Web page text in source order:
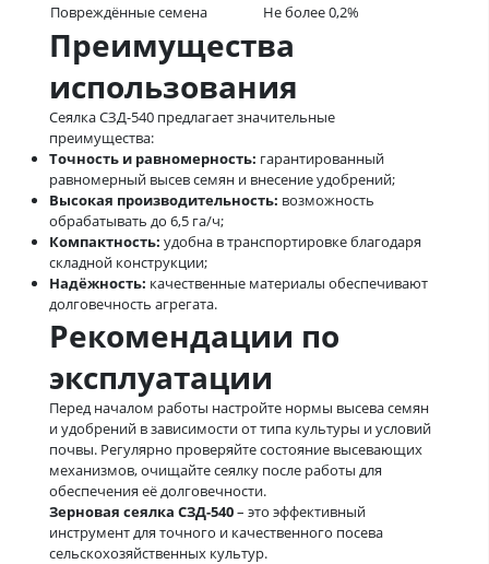
Повреждённые семена
Не более 0,2%
Преимущества
использования
Сеялка СЗД-540 предлагает значительные
преимущества:
Точность и равномерность: гарантированный
равномерный высев семян и внесение удобрений;
Высокая производительность: возможность
обрабатывать до 6,5 га/ч;
Компактность: удобна в транспортировке благодаря
складной конструкции;
Надёжность: качественные материалы обеспечивают
долговечность агрегата.
Рекомендации по
эксплуатации
Перед началом работы настройте нормы высева семян
и удобрений в зависимости от типа культуры и условий
почвы. Регулярно проверяйте состояние высевающих
механизмов, очищайте сеялку после работы для
обеспечения её долговечности.
Зерновая сеялка СЗД-540– это эффективный
инструмент для точного и качественного посева
сельскохозяйственных культур.